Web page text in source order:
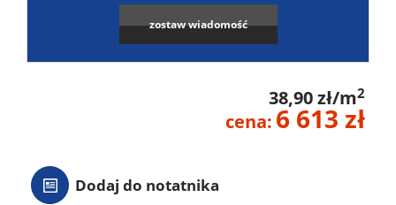
zostaw wiadomość
38,90 zł/m2
cena: 6 613 zł
Dodaj do notatnika